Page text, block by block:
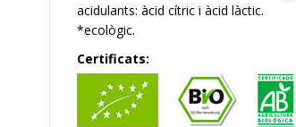
acidulants: àcid cítric i àcid làctic.
*ecològic.
Certificats: